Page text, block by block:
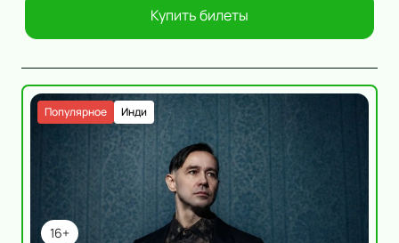
Купить билеты
16+
Инди
Популярное